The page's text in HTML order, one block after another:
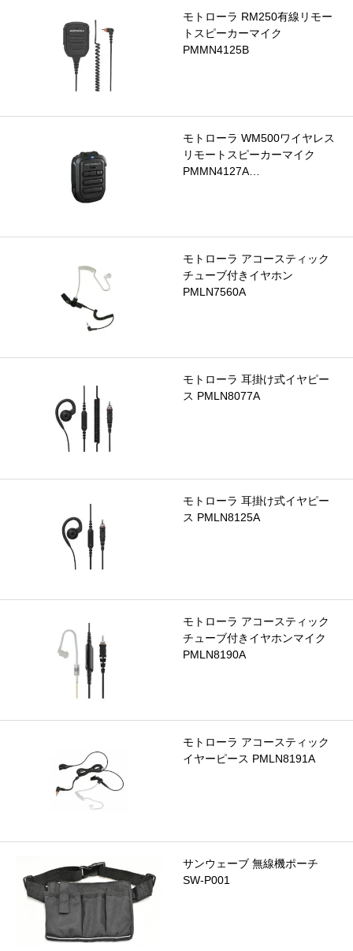
モトローラ RM250有線リモー
トスピーカーマイク
PMMN4125B
モトローラ WM500ワイヤレス
リモートスピーカーマイク
PMMN4127A…
モトローラ アコースティック
チューブ付きイヤホン
PMLN7560A
モトローラ 耳掛け式イヤピー
ス PMLN8077A
モトローラ 耳掛け式イヤピー
ス PMLN8125A
モトローラ アコースティック
チューブ付きイヤホンマイク
PMLN8190A
モトローラ アコースティック
イヤーピース PMLN8191A
サンウェーブ 無線機ポーチ
SW-P001